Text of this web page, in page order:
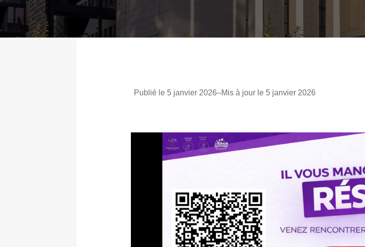
Publié le 5 janvier 2026–Mis à jour le 5 janvier 2026